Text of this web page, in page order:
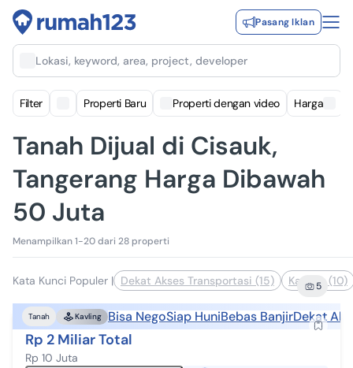
Pasang Iklan
Lokasi, keyword, area, project, developer
Filter Properti Baru Properti dengan video Harga
Tanah Dijual di Cisauk,
Tangerang Harga Dibawah
50 Juta
Menampilkan 1-20 dari 28 properti
Kata Kunci Populer | Dekat Akses Transportasi (15) Kavling (10)
5
Tanah Kavling Bisa NegoSiap HuniBebas BanjirDekat
Rp 2 Miliar Total
Rp 10 Juta